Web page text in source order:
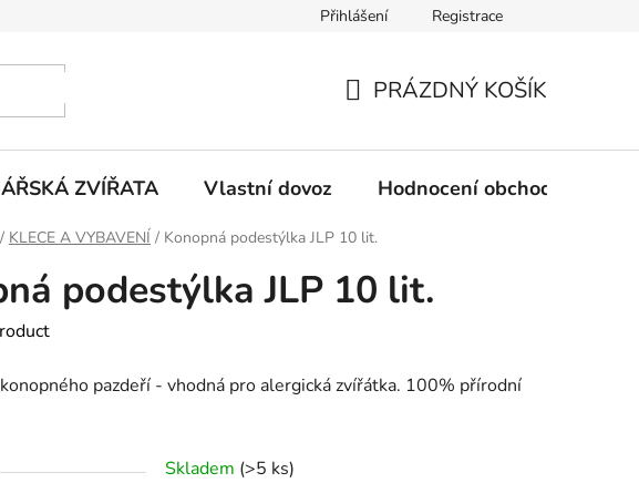
Přihlášení Registrace
K
U
N
PRÁZDNÝ KOŠÍK
ZVÍŘATA Vlastní dovoz Hodnocení obchodu
/ KLECE A VYBAVENÍ / Konopná podestýlka JLP 10 lit.
podestýlka JLP 10 lit.
pazdeří - vhodná pro alergická zvířátka. 100% přírodní
Skladem (>5 ks)